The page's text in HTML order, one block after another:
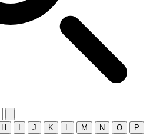
H J K M N O
P